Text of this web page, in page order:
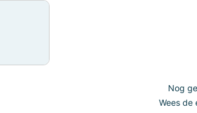
Nog
Wees de